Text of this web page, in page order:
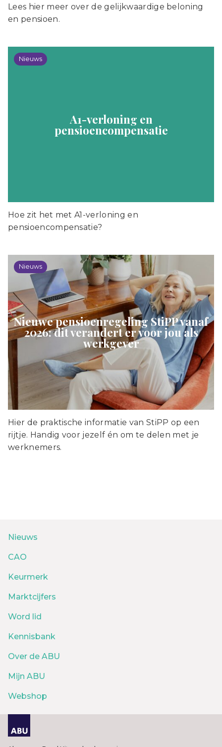
Lees hier meer over de gelijkwaardige beloning
en pensioen.
Nieuws
A1-verloning en
pensioencompensatie
Hoe zit het met A1-verloning en
pensioencompensatie?
Nieuws
Nieuwe pensioenregeling StiPP vanaf
2026: dit verandert er voor jou als
werkgever
Hier de praktische informatie van StiPP op een
rijtje. Handig voor jezelf én om te delen met je
werknemers.
Nieuws
CAO
Keurmerk
Marktcijfers
Word lid
Kennisbank
Over de ABU
Mijn ABU
Webshop